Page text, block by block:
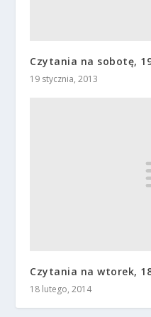
Czytania na sobotę,
19 stycznia, 2013
Czytania na wtorek,
18 lutego, 2014